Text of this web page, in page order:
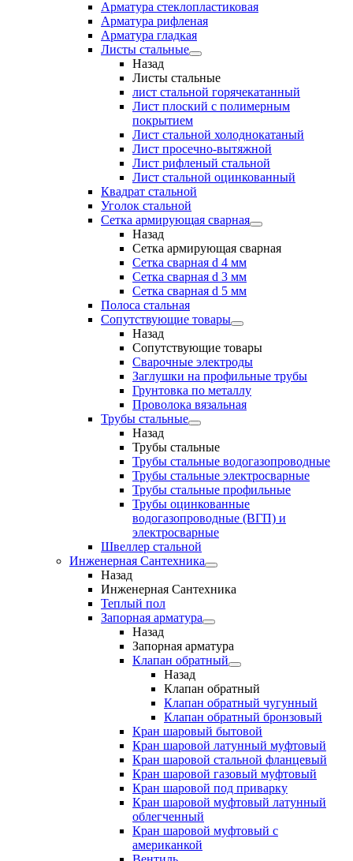
Арматура стеклопластиковая
Арматура рифленая
Арматура гладкая
Листы стальные
Назад
Листы стальные
лист стальной горячекатанный
Лист плоский с полимерным
покрытием
Лист стальной холоднокатаный
Лист просечно-вытяжной
Лист рифленый стальной
Лист стальной оцинкованный
Квадрат стальной
Уголок стальной
Сетка армирующая сварная
Назад
Сетка армирующая сварная
Сетка сварная d 4 мм
Сетка сварная d 3 мм
Сетка сварная d 5 мм
Полоса стальная
Сопутствующие товары
Назад
Сопутствующие товары
Сварочные электроды
Заглушки на профильные трубы
Грунтовка по металлу
Проволока вязальная
Трубы стальные
Назад
Трубы стальные
Трубы стальные водогазопроводные
Трубы стальные электросварные
Трубы стальные профильные
Трубы оцинкованные
водогазопроводные (ВГП) и
электросварные
Швеллер стальной
Инженерная Сантехника
Назад
Инженерная Сантехника
Теплый пол
Запорная арматура
Назад
Запорная арматура
Клапан обратный
Назад
Клапан обратный
Клапан обратный чугунный
Клапан обратный бронзовый
Кран шаровый бытовой
Кран шаровой латунный муфтовый
Кран шаровой стальной фланцевый
Кран шаровой газовый муфтовый
Кран шаровой под приварку
Кран шаровой муфтовый латунный
облегченный
Кран шаровой муфтовый с
американкой